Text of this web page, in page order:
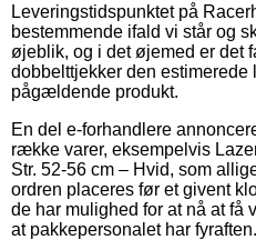
Leveringstidspunktet på
bestemmende ifald vi står og
øjeblik, og i det øjemed er det
dobbelttjekker den estimerede
pågældende produkt.
En del e-forhandlere
række varer, eksempelvis
Str. 52-56 cm – Hvid, som
ordren placeres før et givent
de har mulighed for at nå at få
at pakkepersonalet har fyraften.